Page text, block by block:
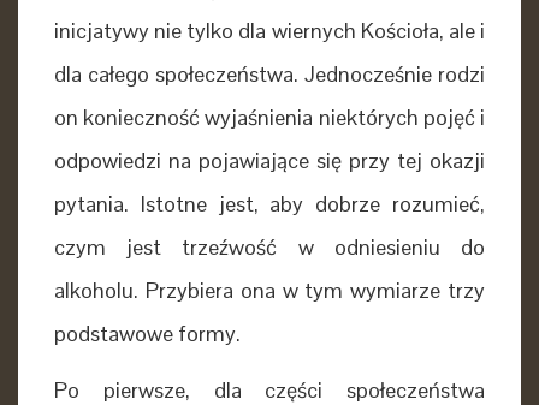
inicjatywy nie tylko dla wiernych Kościoła, ale i
dla całego społeczeństwa. Jednocześnie rodzi
on konieczność wyjaśnienia niektórych pojęć i
odpowiedzi na pojawiające się przy tej okazji
pytania. Istotne jest, aby dobrze rozumieć,
czym jest trzeźwość w odniesieniu do
alkoholu. Przybiera ona w tym wymiarze trzy
podstawowe formy.
Po pierwsze, dla części społeczeństwa